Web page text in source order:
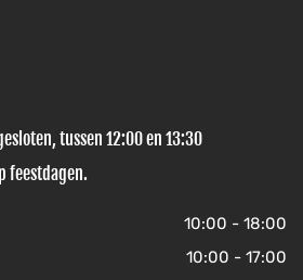
tussen 12:00 en 13:30
feestdagen.
10:00 - 18:00
10:00 - 17:00